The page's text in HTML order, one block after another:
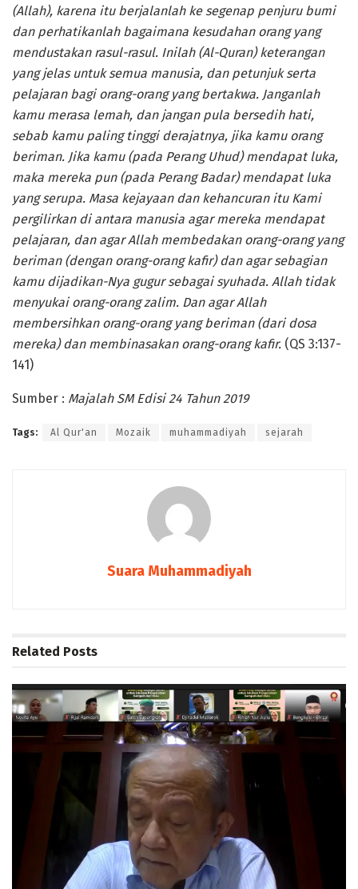
(Allah), karena itu berjalanlah ke segenap penjuru bumi
dan perhatikanlah bagaimana kesudahan orang yang
mendustakan rasul-rasul. Inilah (Al-Quran) keterangan
yang jelas untuk semua manusia, dan petunjuk serta
pelajaran bagi orang-orang yang bertakwa. Janganlah
kamu merasa lemah, dan jangan pula bersedih hati,
sebab kamu paling tinggi derajatnya, jika kamu orang
beriman. Jika kamu (pada Perang Uhud) mendapat luka,
maka mereka pun (pada Perang Badar) mendapat luka
yang serupa. Masa kejayaan dan kehancuran itu Kami
pergilirkan di antara manusia agar mereka mendapat
pelajaran, dan agar Allah membedakan orang-orang yang
beriman (dengan orang-orang kafir) dan agar sebagian
kamu dijadikan-Nya gugur sebagai syuhada. Allah tidak
menyukai orang-orang zalim. Dan agar Allah
membersihkan orang-orang yang beriman (dari dosa
mereka) dan membinasakan orang-orang kafir. (QS 3:137-
141)
Sumber : Majalah SM Edisi 24 Tahun 2019
Tags: Al Qur'an Mozaik muhammadiyah sejarah
Suara Muhammadiyah
Related Posts